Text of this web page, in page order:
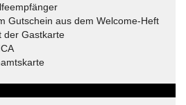
Gutschein aus dem Welcome-Heft
der Gastkarte